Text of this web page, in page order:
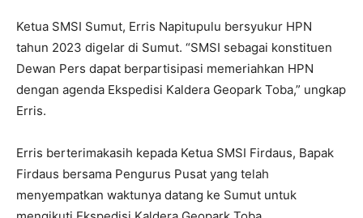
Ketua SMSI Sumut, Erris Napitupulu bersyukur HPN
tahun 2023 digelar di Sumut. “SMSI sebagai konstituen
Dewan Pers dapat berpartisipasi memeriahkan HPN
dengan agenda Ekspedisi Kaldera Geopark Toba,” ungkap
Erris.
Erris berterimakasih kepada Ketua SMSI Firdaus, Bapak
Firdaus bersama Pengurus Pusat yang telah
menyempatkan waktunya datang ke Sumut untuk